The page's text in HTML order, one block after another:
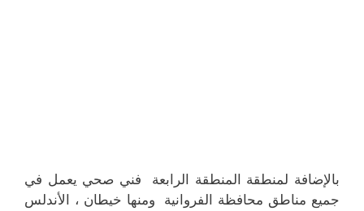
بالإضافة لمنطقة المنطقة الرابعة فني صحي يعمل في
جميع مناطق محافظة الفروانية ومنها خيطان ، الأندلس